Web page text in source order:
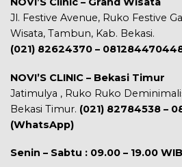
Jl. Festive Avenue, Ruko Festive
Wisata, Tambun, Kab. Bekasi.
(021) 82624370 –
NOVI’S CLINIC –
Jatimulya , Ruko Ruko
Bekasi Timur. (021) 82784538 –
(WhatsApp)
Senin – Sabtu : 09.00 – 19.00 WIB